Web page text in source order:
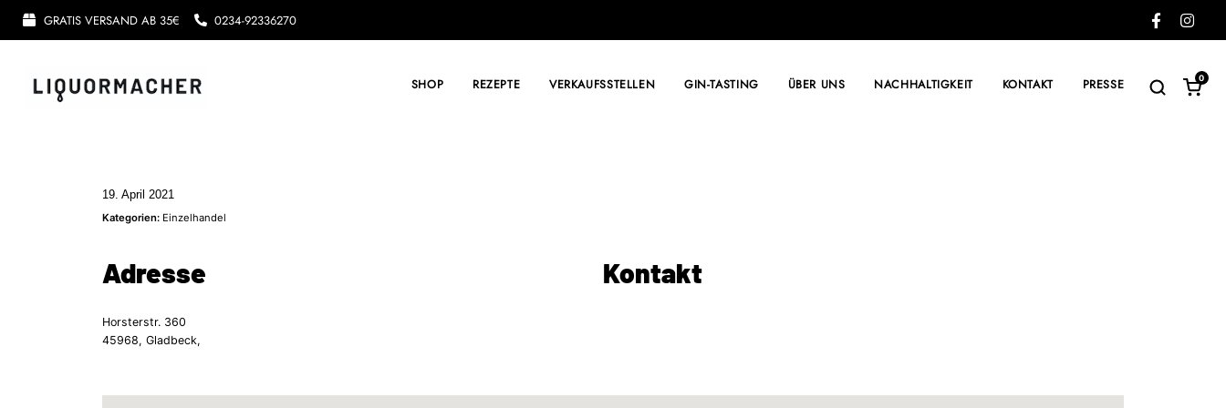
GRATIS VERSAND AB 35€ 0234-92336270
SHOP REZEPTE VERKAUFSSTELLEN GIN-TASTING ÜBER UNS NACHHALTIGKEIT KONTAKT PRESSE 0
19. April 2021
Kategorien: Einzelhandel
Adresse
Horsterstr. 360
45968, Gladbeck,
Kontakt